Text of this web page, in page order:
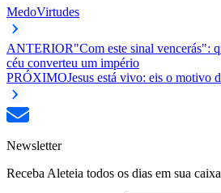
MedoVirtudes
ANTERIOR"Com este sinal vencerás":
céu converteu um império
PRÓXIMOJesus está vivo: eis o motivo
Newsletter
Receba Aleteia todos os dias em sua